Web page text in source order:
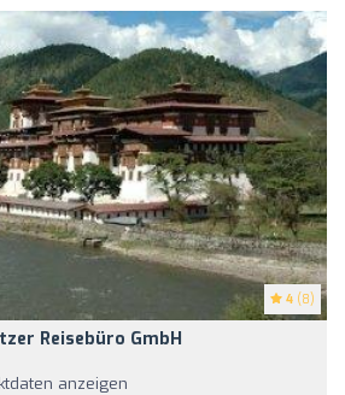
4 (8)
Reisebüro GmbH
anzeigen